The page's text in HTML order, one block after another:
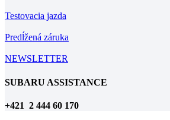
Testovacia jazda
Predĺžená záruka
NEWSLETTER
SUBARU ASSISTANCE
+421 2 444 60 170